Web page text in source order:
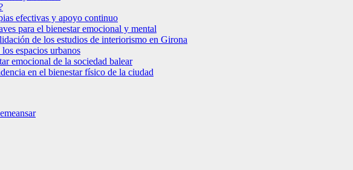
efectivas y apoyo continuo
para el bienestar emocional y mental
de los estudios de interiorismo en Girona
espacios urbanos
emocional de la sociedad balear
en el bienestar físico de la ciudad